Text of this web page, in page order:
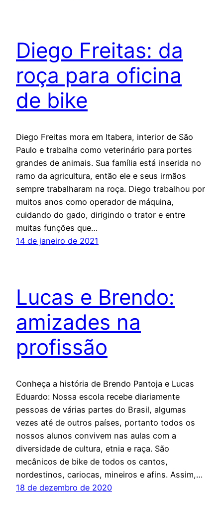
Diego Freitas: da
roça para oficina
de bike
Diego Freitas mora em Itabera, interior de São
Paulo e trabalha como veterinário para portes
grandes de animais. Sua família está inserida no
ramo da agricultura, então ele e seus irmãos
sempre trabalharam na roça. Diego trabalhou por
muitos anos como operador de máquina,
cuidando do gado, dirigindo o trator e entre
muitas funções que…
14 de janeiro de 2021
Lucas e Brendo:
amizades na
profissão
Conheça a história de Brendo Pantoja e Lucas
Eduardo: Nossa escola recebe diariamente
pessoas de várias partes do Brasil, algumas
vezes até de outros países, portanto todos os
nossos alunos convivem nas aulas com a
diversidade de cultura, etnia e raça. São
mecânicos de bike de todos os cantos,
nordestinos, cariocas, mineiros e afins. Assim,…
18 de dezembro de 2020